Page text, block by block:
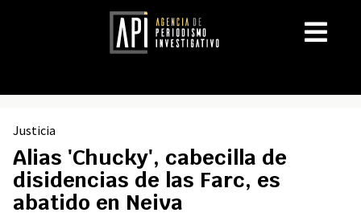
Justicia
Alias 'Chucky', cabecilla de
disidencias de las Farc, es
abatido en Neiva